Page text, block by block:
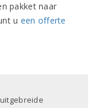
pakket naar
u een offerte